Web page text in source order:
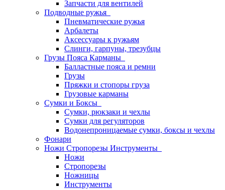
Запчасти для вентилей
Подводные ружья
Пневматические ружья
Арбалеты
Аксессуары к ружьям
Слинги, гарпуны, трезубцы
Грузы Пояса Карманы
Балластные пояса и ремни
Грузы
Пряжки и стопоры груза
Грузовые карманы
Сумки и Боксы
Сумки, рюкзаки и чехлы
Сумки для регуляторов
Водонепроницаемые сумки, боксы и чехлы
Фонари
Ножи Стропорезы Инструменты
Ножи
Стропорезы
Ножницы
Инструменты